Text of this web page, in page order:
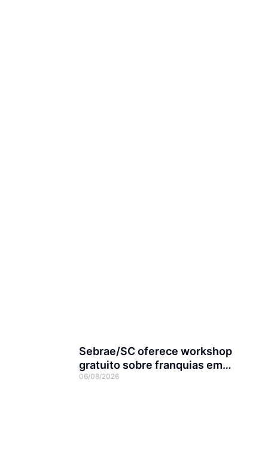
Sebrae/SC oferece workshop
gratuito sobre franquias em
Joinville
06/08/2026